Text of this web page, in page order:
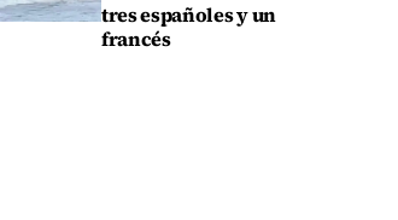
tres españoles y un
francés